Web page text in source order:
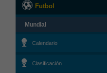
Futbol
Mundial
Calendario
Clasificación